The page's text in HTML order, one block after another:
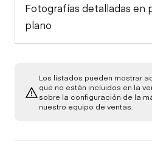
Fotografías detalladas en
plano
Los listados pueden mostrar
que no están incluidos en la
sobre la configuración de la
nuestro equipo de ventas.